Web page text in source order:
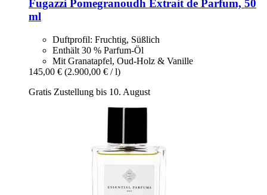
Fugazzi Pomegranoudh Extrait de Parfum, 50
ml
Duftprofil: Fruchtig, Süßlich
Enthält 30 % Parfum-Öl
Mit Granatapfel, Oud-Holz & Vanille
145,00 € (2.900,00 € / l)
Gratis Zustellung bis 10. August